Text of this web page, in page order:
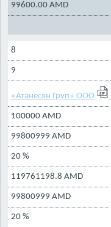
99600.00 AMD
8
9
«Атанесян Груп» ООО
100000 AMD
99800999 AMD
20 %
119761198.8 AMD
99800999 AMD
20 %